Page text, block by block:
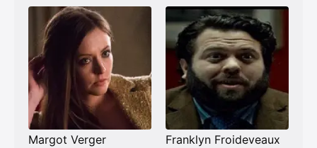
Margot Verger Franklyn Froideveaux